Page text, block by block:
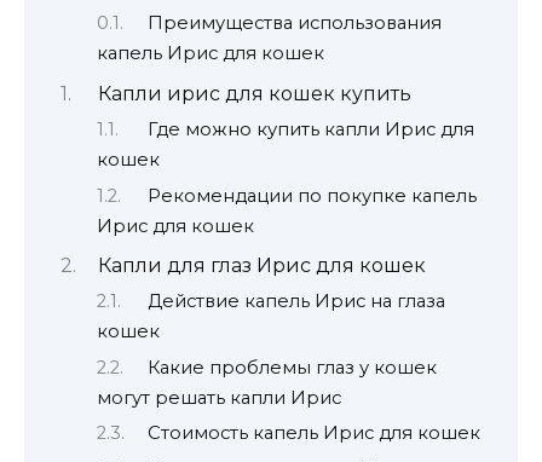
Преимущества использования
капель Ирис для кошек
Капли ирис для кошек купить
Где можно купить капли Ирис для
кошек
Рекомендации по покупке капель
Ирис для кошек
Капли для глаз Ирис для кошек
Действие капель Ирис на глаза
кошек
Какие проблемы глаз у кошек
могут решать капли Ирис
Стоимость капель Ирис для кошек